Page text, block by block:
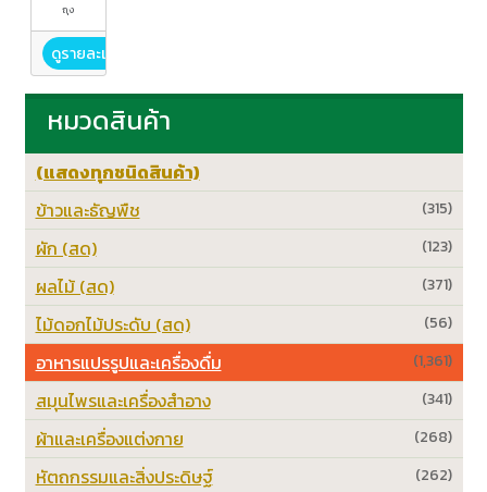
ถุง
ดูรายละเอียด
หมวดสินค้า
(แสดงทุกชนิดสินค้า)
(315)
ข้าวและธัญพืช
(123)
ผัก (สด)
(371)
ผลไม้ (สด)
(56)
ไม้ดอกไม้ประดับ (สด)
(1,361)
อาหารแปรรูปและเครื่องดื่ม
(341)
สมุนไพรและเครื่องสำอาง
(268)
ผ้าและเครื่องแต่งกาย
(262)
หัตถกรรมและสิ่งประดิษฐ์